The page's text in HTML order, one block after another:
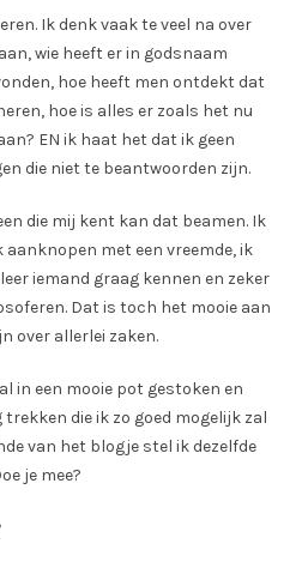
Ik denk vaak te veel na over
wie heeft er in godsnaam
hoe heeft men ontdekt dat
hoe is alles er zoals het nu
EN ik haat het dat ik geen
die niet te beantwoorden zijn.
die mij kent kan dat beamen. Ik
aanknopen met een vreemde, ik
iemand graag kennen en zeker
Dat is toch het mooie aan
over allerlei zaken.
in een mooie pot gestoken en
trekken die ik zo goed mogelijk zal
van het blogje stel ik dezelfde
je mee?